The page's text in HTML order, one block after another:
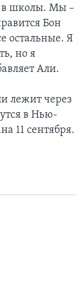
в школы. Мы –
Бон
остальные. Я
но я
Али.
лежит через
в Нью-
11 сентября.